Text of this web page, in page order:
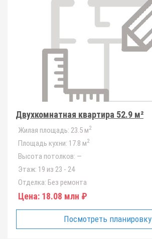
Двухкомнатная квартира 52.9 м²
Жилая площадь: 23.5 м2
Площадь кухни: 17.8 м2
Высота потолков: —
Этаж: 19 из 23 - 24
Отделка: Без ремонта
Цена: 18.08 млн ₽
Посмотреть планировку